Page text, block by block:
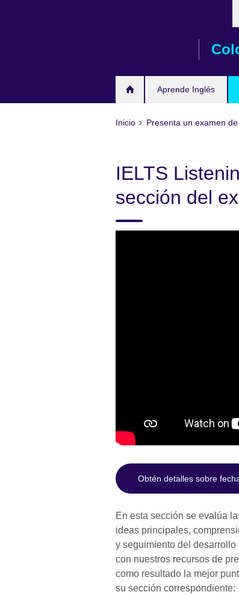
Aprende Inglés
Inicio Presenta un examen
IELTS
sección del
Obtén detalles sobre
En esta sección se evalúa
ideas principales,
y seguimiento del desarrollo
con nuestros recursos de
como resultado la mejor
su sección correspondiente: